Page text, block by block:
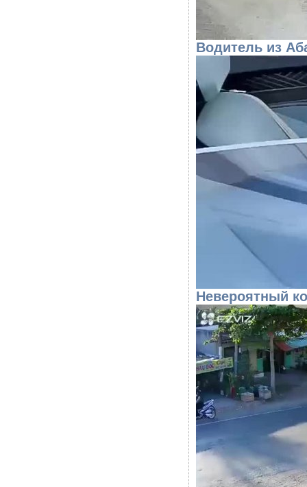
Водитель из
Невероятный